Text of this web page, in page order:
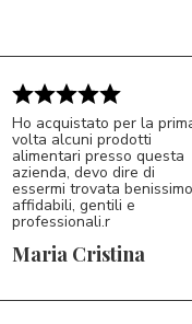
MC 5/5
Ho acquistato per la
volta alcuni prodotti
alimentari presso questa
azienda, devo dire di
essermi trovata
affidabili, gentili e
professionali.r
Maria Cristina